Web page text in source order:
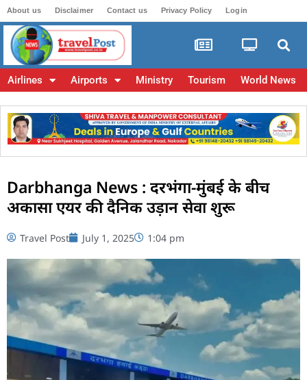
About us Disclaimer Contact us Privacy Policy Login
Airlines Airports Ministry Tourism World News
Darbhanga News : दरभंगा-मुंबई के बीच
अकासा एयर की दैनिक उड़ान सेवा शुरू
Travel Post July 1, 2025 1:04 pm